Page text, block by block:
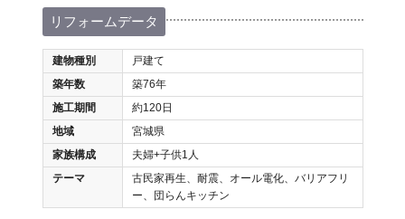
リフォームデータ
建物種別
戸建て
築年数
築76年
施工期間
約120日
地域
宮城県
家族構成
夫婦+子供1人
テーマ
古民家再生、耐震、オール電化、バリアフリ
ー、団らんキッチン